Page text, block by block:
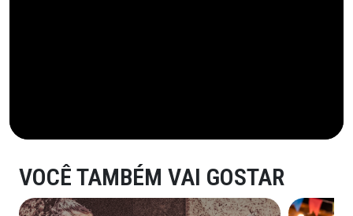
VOCÊ TAMBÉM VAI GOSTAR